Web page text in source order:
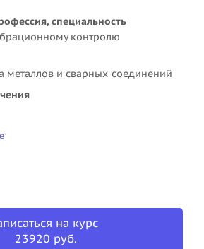
специальность
контролю
металлов и сварных соединений
на курс
23920 руб.